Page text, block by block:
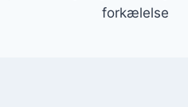
forkælelse